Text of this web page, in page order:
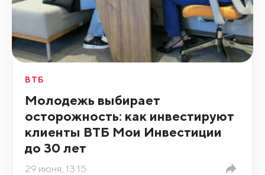
ВТБ
Молодежь выбирает
осторожность: как инвестируют
клиенты ВТБ Мои Инвестиции
до 30 лет
29 июня, 13:15